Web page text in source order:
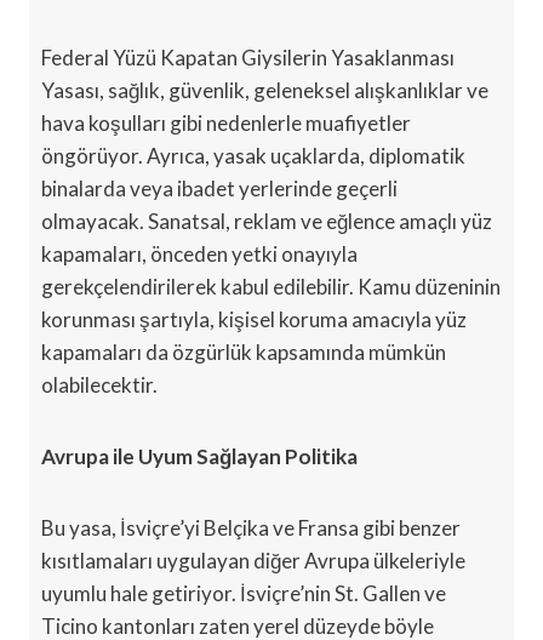
Federal Yüzü Kapatan Giysilerin Yasaklanması
Yasası, sağlık, güvenlik, geleneksel alışkanlıklar ve
hava koşulları gibi nedenlerle muafiyetler
öngörüyor. Ayrıca, yasak uçaklarda, diplomatik
binalarda veya ibadet yerlerinde geçerli
olmayacak. Sanatsal, reklam ve eğlence amaçlı yüz
kapamaları, önceden yetki onayıyla
gerekçelendirilerek kabul edilebilir. Kamu düzeninin
korunması şartıyla, kişisel koruma amacıyla yüz
kapamaları da özgürlük kapsamında mümkün
olabilecektir.
Avrupa ile Uyum Sağlayan Politika
Bu yasa, İsviçre’yi Belçika ve Fransa gibi benzer
kısıtlamaları uygulayan diğer Avrupa ülkeleriyle
uyumlu hale getiriyor. İsviçre’nin St. Gallen ve
Ticino kantonları zaten yerel düzeyde böyle